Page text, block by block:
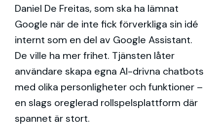
Daniel De Freitas, som ska ha lämnat
Google när de inte fick förverkliga sin idé
internt som en del av Google Assistant.
De ville ha mer frihet. Tjänsten låter
användare skapa egna AI-drivna chatbots
med olika personligheter och funktioner –
en slags oreglerad rollspelsplattform där
spannet är stort.